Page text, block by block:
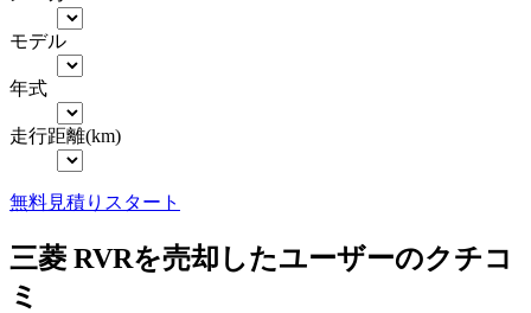
モデル
年式
走行距離(km)
無料見積りスタート
三菱 RVRを売却したユーザーのクチコ
ミ